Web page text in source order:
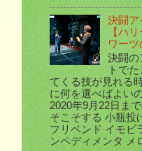
決闘ア
【ハ
ワーツ
決闘の
トでた
てくる技が見れる
に何を選べばよい
2020年9月22日ま
そこそする 小瓶投
フリペンド イモビ
ンペディメンタ メ